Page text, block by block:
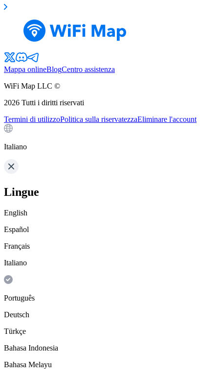
Mappa onlineBlogCentro assistenza
WiFi Map LLC ©
2026 Tutti i diritti riservati
Termini di utilizzoPolitica sulla riservatezzaEliminare l'account
Italiano
Lingue
English
Español
Français
Italiano
Português
Deutsch
Türkçe
Bahasa Indonesia
Bahasa Melayu